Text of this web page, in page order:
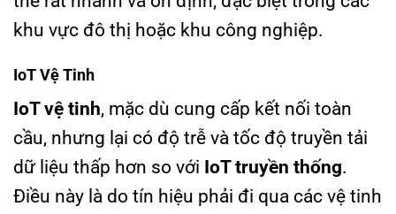
khu vực đô thị hoặc khu công nghiệp.
IoT Vệ Tinh
IoT vệ tinh, mặc dù cung cấp kết nối toàn
cầu, nhưng lại có độ trễ và tốc độ truyền tải
dữ liệu thấp hơn so với IoT truyền thống.
Điều này là do tín hiệu phải đi qua các vệ tinh